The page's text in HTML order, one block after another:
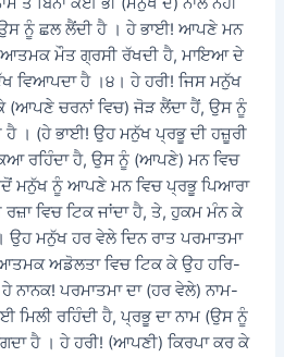
ਨੂੰ ਛਲ ਲੈਂਦੀ ਹੈ । ਹੇ ਭਾਈ! ਆਪਣੇ ਮਨ
ਆਤਮਕ ਮੌਤ ਗ੍ਰਸੀ ਰੱਖਦੀ ਹੈ, ਮਾਇਆ ਦੇ
ਵਿਆਪਦਾ ਹੈ ।੪। ਹੇ ਹਰੀ! ਜਿਸ ਮਨੁੱਖ
(ਆਪਣੇ ਚਰਨਾਂ ਵਿਚ) ਜੋੜ ਲੈਂਦਾ ਹੈਂ, ਉਸ ਨੂੰ
ਹੈ । (ਹੇ ਭਾਈ! ਉਹ ਮਨੁੱਖ ਪ੍ਰਭੂ ਦੀ ਹਜ਼ੂਰੀ
ਰਹਿੰਦਾ ਹੈ, ਉਸ ਨੂੰ (ਆਪਣੇ) ਮਨ ਵਿਚ
ਮਨੁੱਖ ਨੂੰ ਆਪਣੇ ਮਨ ਵਿਚ ਪ੍ਰਭੂ ਪਿਆਰਾ
ਵਿਚ ਟਿਕ ਜਾਂਦਾ ਹੈ, ਤੇ, ਹੁਕਮ ਮੰਨ ਕੇ
ਮਨੁੱਖ ਹਰ ਵੇਲੇ ਦਿਨ ਰਾਤ ਪਰਮਾਤਮਾ
ਆਤਮਕ ਅਡੋਲਤਾ ਵਿਚ ਟਿਕ ਕੇ ਉਹ ਹਰਿ-
ਨਾਨਕ! ਪਰਮਾਤਮਾ ਦਾ (ਹਰ ਵੇਲੇ) ਨਾਮ-
ਮਿਲੀ ਰਹਿੰਦੀ ਹੈ, ਪ੍ਰਭੂ ਦਾ ਨਾਮ (ਉਸ ਨੂੰ
ਹੈ । ਹੇ ਹਰੀ! (ਆਪਣੀ) ਕਿਰਪਾ ਕਰ ਕੇ